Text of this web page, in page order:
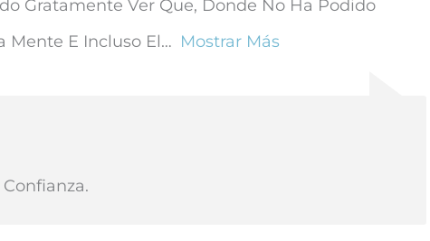
Gratamente Ver Que, Donde No Ha Podido
Mente E Incluso El
Mostrar Más